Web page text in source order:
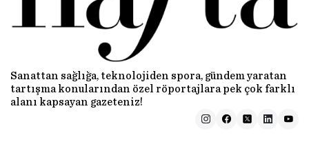
Sanattan sağlığa, teknolojiden spora, gündem yaratan
tartışma konularından özel röportajlara pek çok farklı
alanı kapsayan gazeteniz!